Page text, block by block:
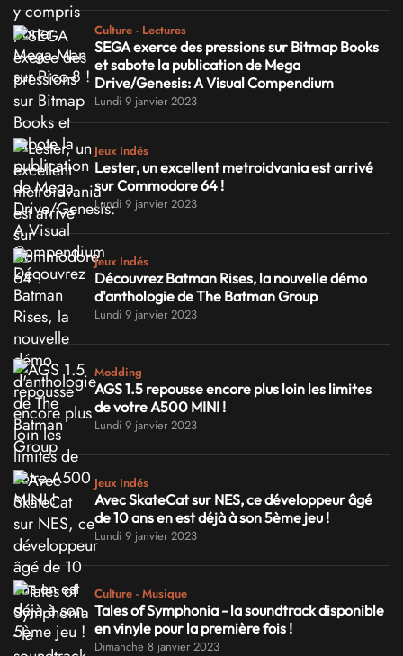
Culture - Lectures
SEGA exerce des pressions sur Bitmap Books
et sabote la publication de Mega
Drive/Genesis: A Visual Compendium
Lundi 9 janvier 2023
Jeux Indés
Lester, un excellent metroidvania est arrivé
sur Commodore 64 !
Lundi 9 janvier 2023
Jeux Indés
Découvrez Batman Rises, la nouvelle démo
d'anthologie de The Batman Group
Lundi 9 janvier 2023
Modding
AGS 1.5 repousse encore plus loin les limites
de votre A500 MINI !
Lundi 9 janvier 2023
Jeux Indés
Avec SkateCat sur NES, ce développeur âgé
de 10 ans en est déjà à son 5ème jeu !
Lundi 9 janvier 2023
Culture - Musique
Tales of Symphonia - la soundtrack disponible
en vinyle pour la première fois !
Dimanche 8 janvier 2023